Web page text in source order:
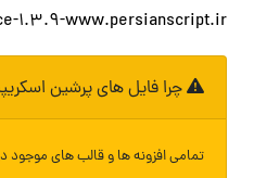
1.3.9-www.persianscript.ir
چرا فایل های پرشین
تمامی افزونه ها و قالب های موجود